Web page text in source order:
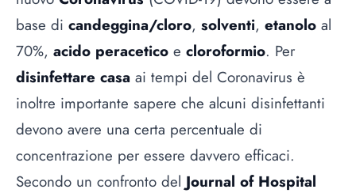
base di candeggina/cloro, solventi, etanolo al
70%, acido peracetico e cloroformio. Per
disinfettare casa ai tempi del Coronavirus è
inoltre importante sapere che alcuni disinfettanti
devono avere una certa percentuale di
concentrazione per essere davvero efficaci.
Secondo un confronto del Journal of Hospital